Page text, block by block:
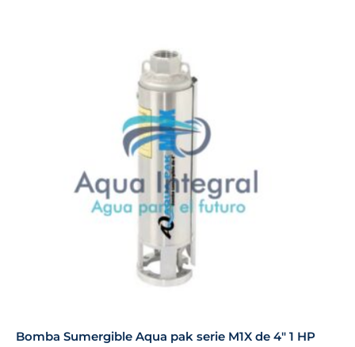
Bomba Sumergible Aqua pak serie M1X de 4″ 1 HP